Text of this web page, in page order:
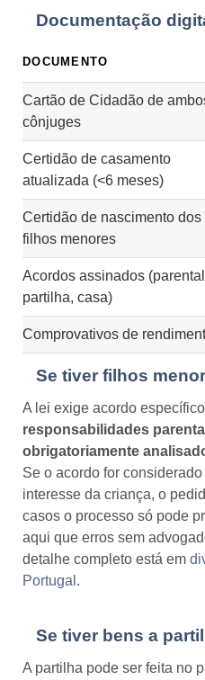
Documentação
DOCUMENTO
Cartão de Cidadão de
cônjuges
Certidão de casamento
atualizada (<6 meses)
Certidão de nascimento dos
filhos menores
Acordos assinados
partilha, casa)
Comprovativos de
Se tiver filhos
A lei exige acordo
responsabilidades
obrigatoriamente
Se o acordo for
interesse da criança, o
casos o processo só pode
aqui que erros sem
detalhe completo está em
Portugal .
Se tiver bens a
A partilha pode ser feita no